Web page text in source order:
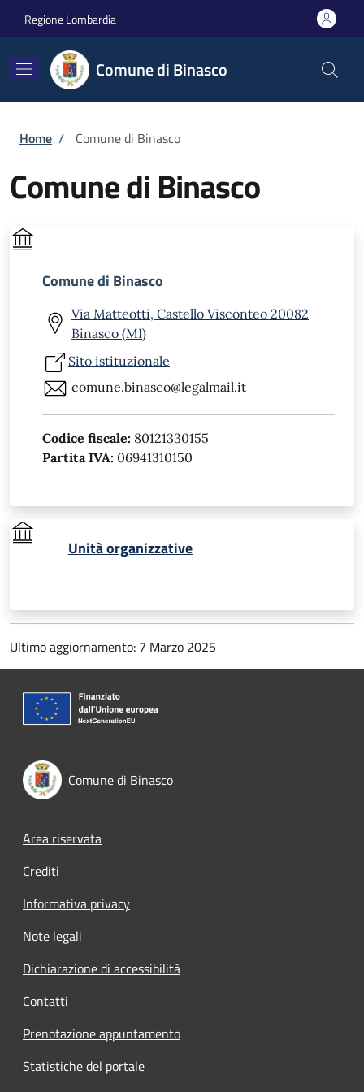
Regione Lombardia
Comune di Binasco
Briciole di pane
Home / Comune di Binasco
Comune di Binasco
Comune di Binasco
Via Matteotti, Castello Visconteo 20082
Binasco (MI)
Sito istituzionale
comune.binasco@legalmail.it
Codice fiscale: 80121330155
Partita IVA: 06941310150
Unità organizzative
Ultimo aggiornamento: 7 Marzo 2025
Comune di Binasco
Footer menu
Area riservata
Crediti
Informativa privacy
Note legali
Dichiarazione di accessibilità
Contatti
Prenotazione appuntamento
Statistiche del portale